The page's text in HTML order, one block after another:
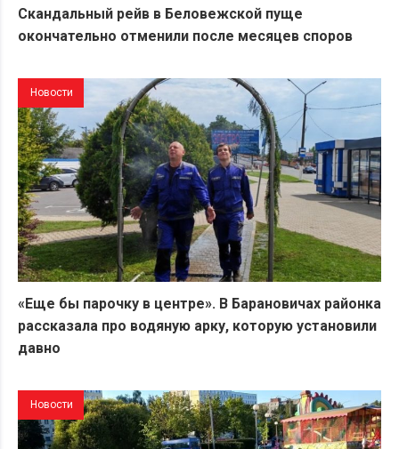
Скандальный рейв в Беловежской пуще
окончательно отменили после месяцев споров
Новости
«Еще бы парочку в центре». В Барановичах районка
рассказала про водяную арку, которую установили
давно
Новости